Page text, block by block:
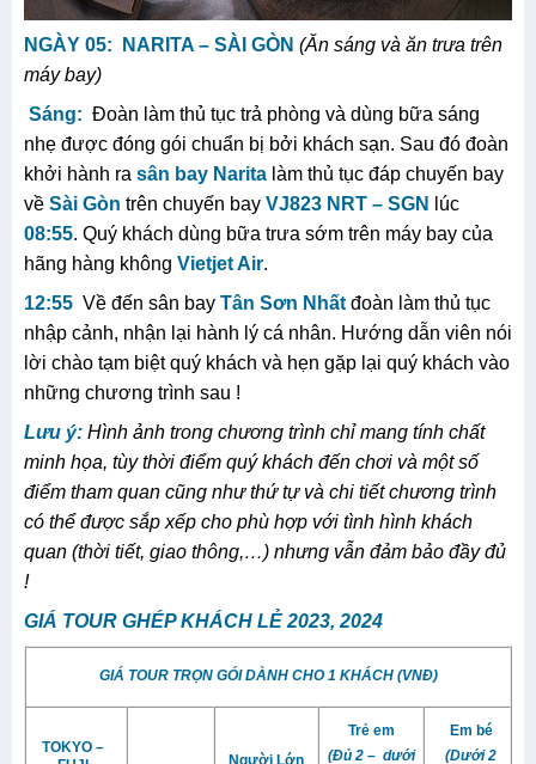
NGÀY 05: NARITA – SÀI GÒN (Ăn sáng và ăn trưa trên
máy bay)
Sáng: Đoàn làm thủ tục trả phòng và dùng bữa sáng
nhẹ được đóng gói chuẩn bị bởi khách sạn. Sau đó đoàn
khởi hành ra sân bay Narita làm thủ tục đáp chuyến bay
về Sài Gòn trên chuyến bay VJ823 NRT – SGN
lúc
08:55. Quý khách dùng bữa trưa sớm trên máy bay của
hãng hàng không Vietjet Air.
12:55 Về đến sân bay Tân Sơn Nhất đoàn làm thủ tục
nhập cảnh, nhận lại hành lý cá nhân. Hướng dẫn viên nói
lời chào tạm biệt quý khách và hẹn gặp lại quý khách vào
những chương trình sau !
Lưu ý: Hình ảnh trong chương trình chỉ mang tính chất
minh họa, tùy thời điểm quý khách đến chơi và một số
điểm tham quan cũng như thứ tự và chi tiết chương trình
có thể được sắp xếp cho phù hợp với tình hình khách
quan (thời tiết, giao thông,…) nhưng vẫn đảm bảo đầy đủ
!
GIÁ TOUR GHÉP KHÁCH LẺ 2023, 2024
GIÁ TOUR TRỌN GÓI DÀNH CHO 1 KHÁCH (VNĐ)
TOKYO –
Người Lớn
Trẻ em
(Đủ 2 – dưới
Em bé
(Dưới 2